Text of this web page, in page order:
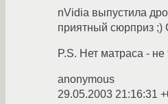
nVidia выпустила
приятный сюрприз ;)
P.S. Нет матраса -
anonymous
29.05.2003 21:16:31